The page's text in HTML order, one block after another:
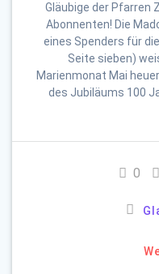
Gläubige der Pfarren
Abonnenten! Die
eines Spenders für
Seite sieben)
Marienmonat Mai
des Jubiläums 100
0